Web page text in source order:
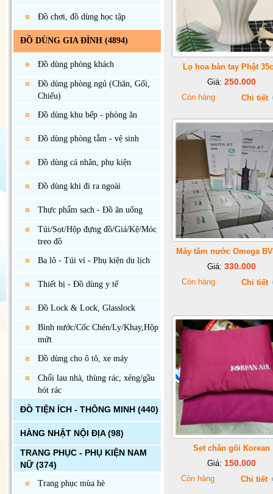
Đồ chơi, đồ dùng học tập
ĐỒ DÙNG GIA ĐÌNH (4894)
Đồ dùng phòng khách
Đồ dùng phòng ngủ (Chăn, Gối,
Chiếu)
Đồ dùng khu bếp - phòng ăn
Đồ dùng phòng tắm - vệ sinh
Đồ dùng cá nhân, phụ kiện
Đồ dùng khi đi ra ngoài
Thực phẩm sạch - Đồ ăn uống
Túi/Sọt/Hộp đựng đồ/Giá/Kệ/Móc
treo đồ
Ba lô - Túi ví - Phụ kiện du lịch
Thiết bị - Đồ dùng y tế
Đồ Lock & Lock, Glasslock
Bình nước/Cốc Chén/Ly/Khay,Hộp
mứt
Đồ dùng cho ô tô, xe máy
Chổi lau nhà, thùng rác, xẻng/gầu
hót rác
ĐỒ TIỆN ÍCH - THÔNG MINH (440)
HÀNG NHẬT NỘI ĐỊA(98)
TRANG PHỤC - PHỤ KIỆN NAM
NỮ (374)
Trang phục mùa hè
Lọ hoa bàn tay Phật
Giá: 250.000
Còn hàng Chi tiết
Máy tăm nước Omega
Giá: 330.000
Còn hàng Chi tiết
Set chăn gối Korean
Giá: 150.000
Còn hàng Chi tiết